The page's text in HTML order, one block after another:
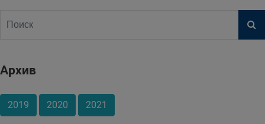
Архив
2019 2020 2021